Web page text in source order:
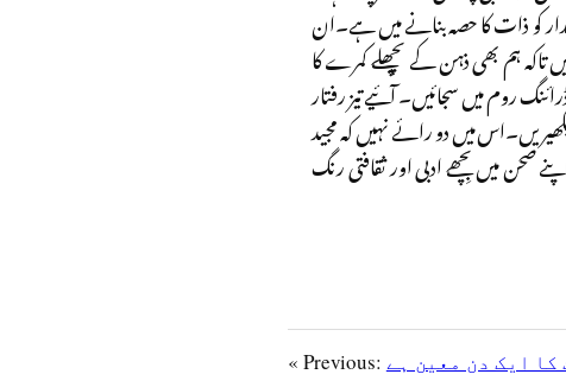
کو ذات کا حصہ بنانے میں ہے۔ان
ہم بھی ذہن کے پچھلے کمرے کا
روم میں سجائیں۔ آئیے تیز رفتار
میں دو رائے نہیں کہ مجید
صحن میں بِچھے ادبی اور ثقافتی رنگ
« Previous: کا ایک دن معین ہے